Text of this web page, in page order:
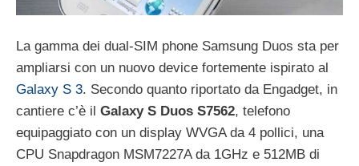
La gamma dei dual-SIM phone Samsung Duos sta per
ampliarsi con un nuovo device fortemente ispirato al
Galaxy S 3. Secondo quanto riportato da Engadget, in
cantiere c’è il Galaxy S Duos S7562, telefono
equipaggiato con un display WVGA da 4 pollici, una
CPU Snapdragon MSM7227A da 1GHz e 512MB di